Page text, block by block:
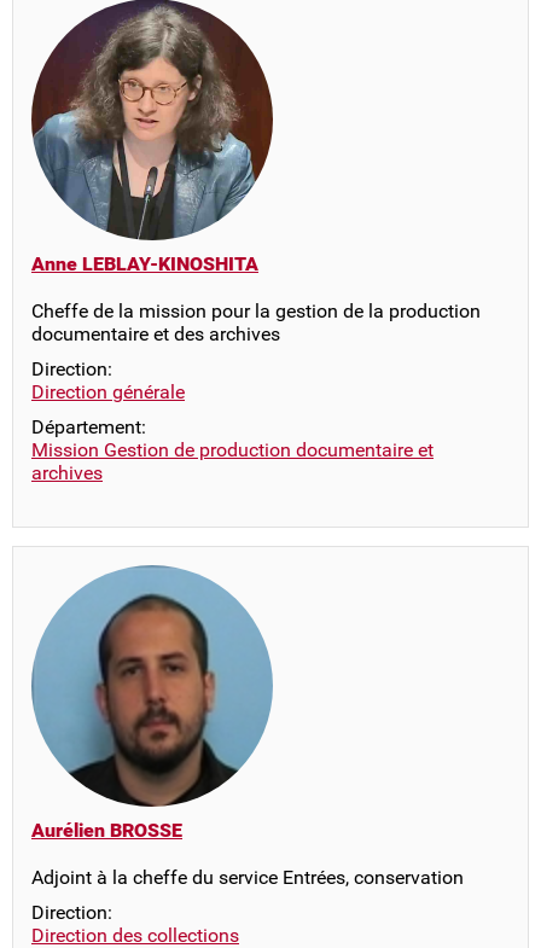
Anne LEBLAY-KINOSHITA
Cheffe de la mission pour la gestion de la production
documentaire et des archives
Direction:
Direction générale
Département:
Mission Gestion de production documentaire et
archives
Aurélien BROSSE
Adjoint à la cheffe du service Entrées, conservation
Direction:
Direction des collections